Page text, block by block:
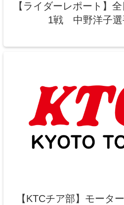
【ライダーレポート】
1戦 中野洋子選
【KTCチア部】モータ